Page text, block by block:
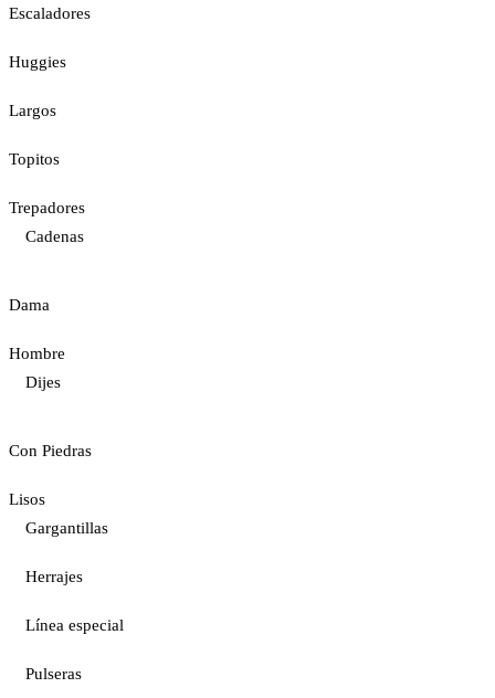
Escaladores
Huggies
Largos
Topitos
Trepadores
Cadenas
Dama
Hombre
Dijes
Con Piedras
Lisos
Gargantillas
Herrajes
Línea especial
Pulseras